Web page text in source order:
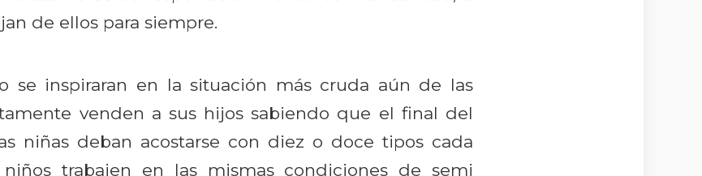
de ellos para siempre.
se inspiraran en la situación más cruda aún de las
venden a sus hijos sabiendo que el final del
niñas deban acostarse con diez o doce tipos cada
trabajen en las mismas condiciones de semi